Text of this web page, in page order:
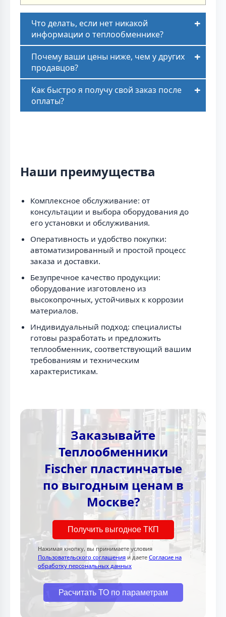
Что делать, если нет никакой
информации о теплообменнике?
Почему ваши цены ниже, чем у других
продавцов?
Как быстро я получу свой заказ после
оплаты?
Наши преимущества
Комплексное обслуживание: от
консультации и выбора оборудования до
его установки и обслуживания.
Оперативность и удобство покупки:
автоматизированный и простой процесс
заказа и доставки.
Безупречное качество продукции:
оборудование изготовлено из
высокопрочных, устойчивых к коррозии
материалов.
Индивидуальный подход: специалисты
готовы разработать и предложить
теплообменник, соответствующий вашим
требованиям и техническим
характеристикам.
Заказывайте
Теплообменники
Fischer пластинчатые
по выгодным ценам в
Москве?
Получить выгодное ТКП
Нажимая кнопку, вы принимаете условия
Пользовательского соглашения и даете Согласие на
обработку персональных данных
Расчитать ТО по параметрам